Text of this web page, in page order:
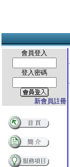
會員登入
登入密碼
新會員註冊